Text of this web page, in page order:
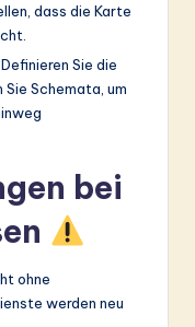
dass die Karte
Definieren Sie die
Schemata, um
bei
ohne
werden neu